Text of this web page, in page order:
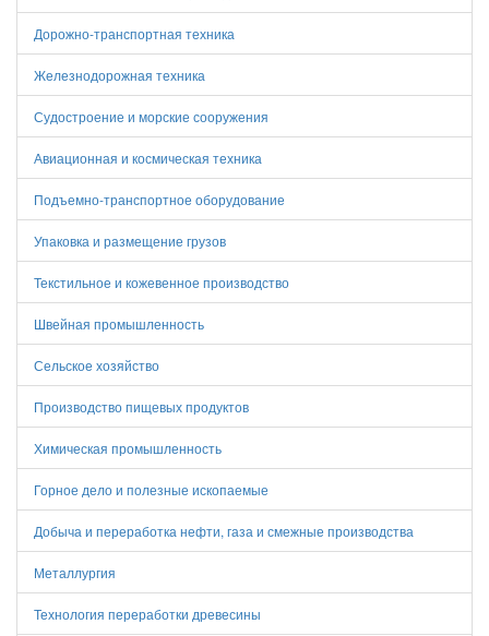
Дорожно-транспортная техника
Железнодорожная техника
Судостроение и морские сооружения
Авиационная и космическая техника
Подъемно-транспортное оборудование
Упаковка и размещение грузов
Текстильное и кожевенное производство
Швейная промышленность
Сельское хозяйство
Производство пищевых продуктов
Химическая промышленность
Горное дело и полезные ископаемые
Добыча и переработка нефти, газа и смежные производства
Металлургия
Технология переработки древесины